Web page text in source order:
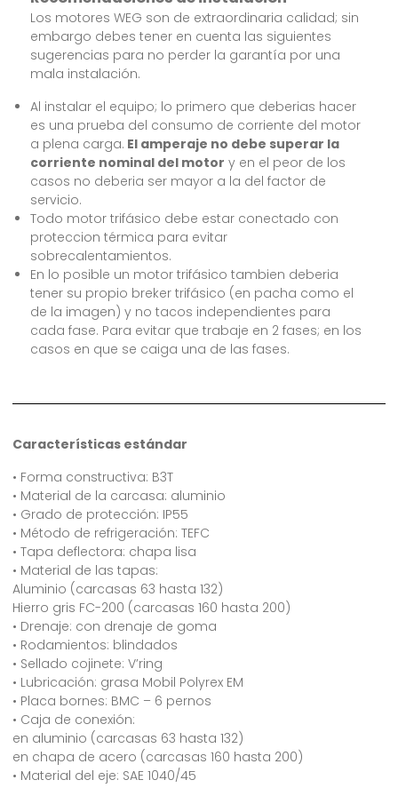
Los motores WEG son de extraordinaria calidad; sin
embargo debes tener en cuenta las siguientes
sugerencias para no perder la garantía por una
mala instalación.
Al instalar el equipo; lo primero que deberias hacer
es una prueba del consumo de corriente del motor
a plena carga. El amperaje no debe superar la
corriente nominal del motor y en el peor de los
casos no deberia ser mayor a la del factor de
servicio.
Todo motor trifásico debe estar conectado con
proteccion térmica para evitar
sobrecalentamientos.
En lo posible un motor trifásico tambien deberia
tener su propio breker trifásico (en pacha como el
de la imagen) y no tacos independientes para
cada fase. Para evitar que trabaje en 2 fases; en los
casos en que se caiga una de las fases.
Características estándar
• Forma constructiva: B3T
• Material de la carcasa: aluminio
• Grado de protección: IP55
• Método de refrigeración: TEFC
• Tapa deflectora: chapa lisa
• Material de las tapas:
Aluminio (carcasas 63 hasta 132)
Hierro gris FC-200 (carcasas 160 hasta 200)
• Drenaje: con drenaje de goma
• Rodamientos: blindados
• Sellado cojinete: V’ring
• Lubricación: grasa Mobil Polyrex EM
• Placa bornes: BMC – 6 pernos
• Caja de conexión:
en aluminio (carcasas 63 hasta 132)
en chapa de acero (carcasas 160 hasta 200)
• Material del eje: SAE 1040/45